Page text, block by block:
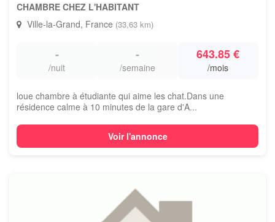
CHAMBRE CHEZ L'HABITANT
Ville-la-Grand, France (33,63 km)
-
/nuit
-
/semaine
643.85 €
/mois
loue chambre à étudiante qui aime les chat.Dans une
résidence calme à 10 minutes de la gare d'A...
Voir l'annonce